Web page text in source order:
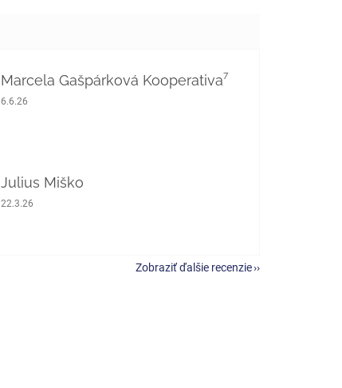
Marcela Gašpárková Kooperativa⁷
Hodnotenie obchodu je 5 z 5 hviezdičiek.
6.6.26
Julius Miško
Hodnotenie obchodu je 5 z 5 hviezdičiek.
22.3.26
Zobraziť ďalšie recenzie